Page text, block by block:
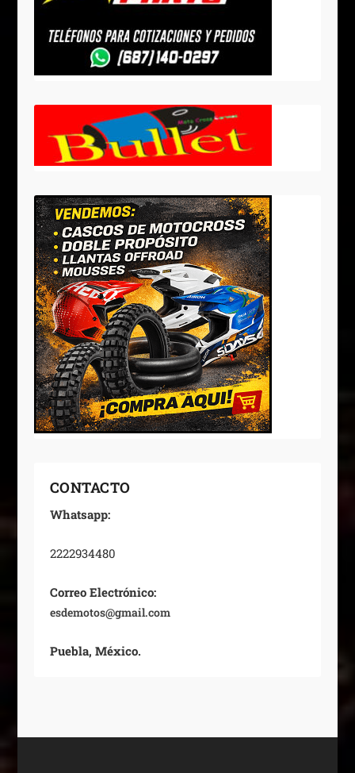
CONTACTO
Whatsapp:
2222934480
Correo Electrónico:
esdemotos@gmail.com
Puebla, México.